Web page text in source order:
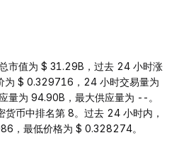
市值为 $ 31.29B，过去 24 小时涨
为 $ 0.329716，24 小时交易量为
量为 94.90B，最大供应量为 --。
币中排名第 8。过去 24 小时内，
，最低价格为 $ 0.328274。